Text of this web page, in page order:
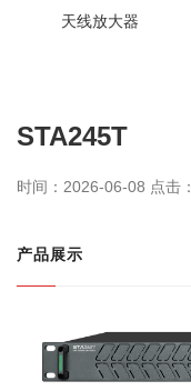
天线放大器
STA245T
时间：2026-06-08 点击：
产品展示